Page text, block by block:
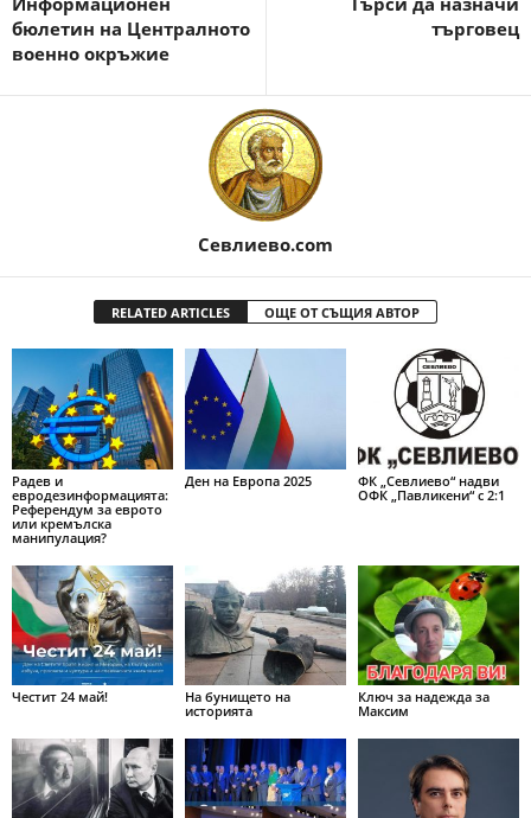
бюлетин на Централното
военно окръжие
търговец
Севлиево.com
RELATED ARTICLES ОЩЕ ОТ СЪЩИЯ АВТОР
Радев и
евродезинформацията:
Референдум за еврото
или кремълска
манипулация?
Ден на Европа 2025
ФК „Севлиево“ надви
ОФК „Павликени“ с 2:1
Честит 24 май!
На бунището на
историята
Ключ за надежда за
Максим